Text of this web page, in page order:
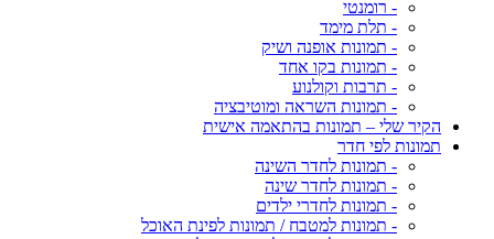
- רומנטי
- תלת מימד
- תמונות אופנה ושיק
- תמונות בקו אחד
- תרבות וקולנוע
- תמונות השראה ומוטיבציה
הקיר שלי – תמונות בהתאמה אישית
תמונות לפי חדר
- תמונות לחדר השינה
- תמונות לחדר שינה
- תמונות לחדרי ילדים
- תמונות למטבח / תמונות לפינת האוכל